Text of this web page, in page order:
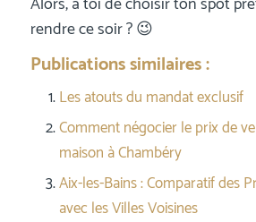
rendre ce soir ? 😉
Publications similaires :
Les atouts du mandat exclusif
Comment négocier le prix de
maison à Chambéry
Aix-les-Bains : Comparatif des
avec les Villes Voisines